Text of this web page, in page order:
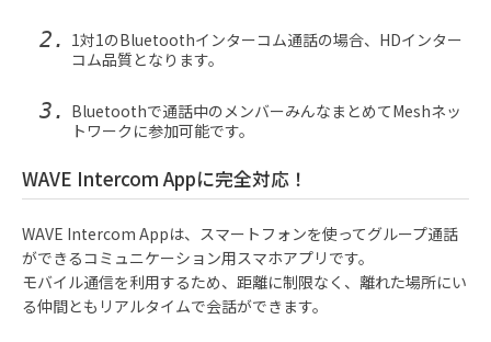
1対1のBluetoothインターコム通話の場合、HDインター
コム品質となります。
Bluetoothで通話中のメンバーみんなまとめてMeshネッ
トワークに参加可能です。
WAVE Intercom Appに完全対応！
WAVE Intercom Appは、スマートフォンを使ってグループ通話
ができるコミュニケーション用スマホアプリです。
モバイル通信を利用するため、距離に制限なく、離れた場所にい
る仲間ともリアルタイムで会話ができます。